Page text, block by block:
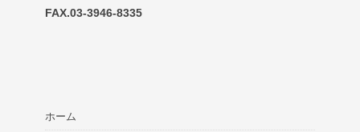
FAX.03-3946-8335
ホーム